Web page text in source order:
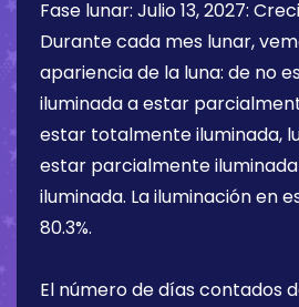
Fase lunar: Julio 13, 2027:
Durante cada mes lunar,
apariencia de la luna: de no
iluminada a estar
estar totalmente iluminada,
estar parcialmente
iluminada. La iluminación en
80.3%.
El número de días contados